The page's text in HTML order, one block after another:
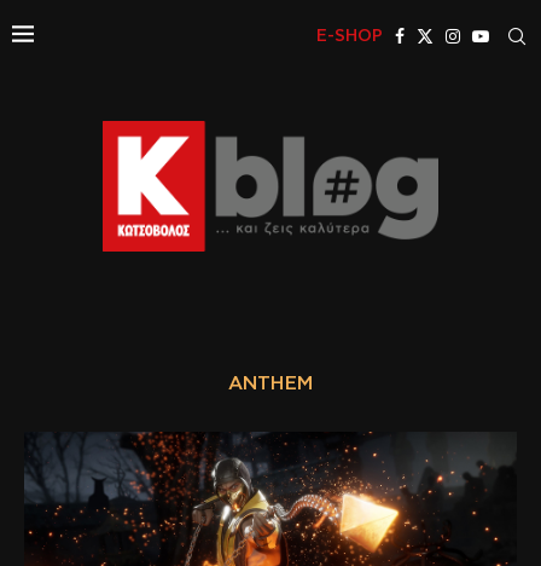
E-SHOP
ANTHEM